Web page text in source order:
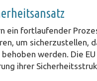
ein fortlaufender
um sicherzustellen,
werden. Die
ihrer